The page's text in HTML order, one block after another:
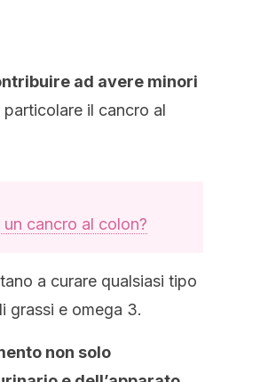
ad avere minori
particolare il cancro al
cancro al colon?
a curare qualsiasi tipo
grassi e omega 3.
non solo